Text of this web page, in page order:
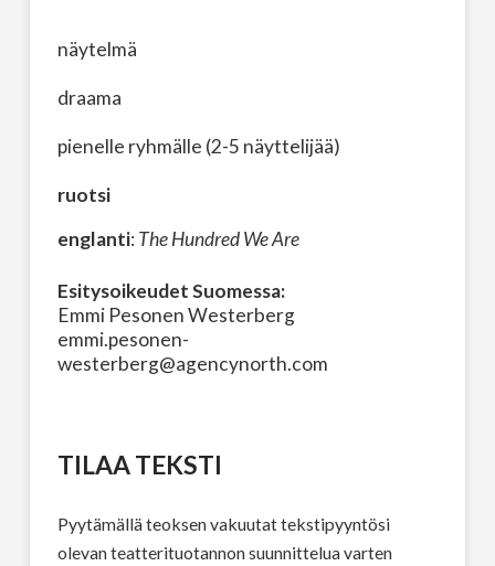
näytelmä
draama
pienelle ryhmälle (2-5 näyttelijää)
ruotsi
englanti:The Hundred We Are
Esitysoikeudet Suomessa:
Emmi Pesonen Westerberg
emmi.pesonen-
westerberg@agencynorth.com
TILAA TEKSTI
Pyytämällä teoksen vakuutat tekstipyyntösi
olevan teatterituotannon suunnittelua varten